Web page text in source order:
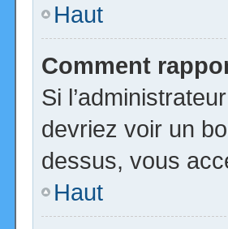
Haut
Comment
Si
devriez voir un
dessus, vous
Haut